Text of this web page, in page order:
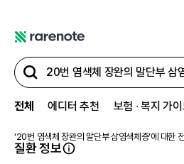
어
노
트
전체 에디터 추천 보험 ∙ 복지 가
‘20번 염색체 장완의 말단부 삼염색체증’에 대한
질환 정보